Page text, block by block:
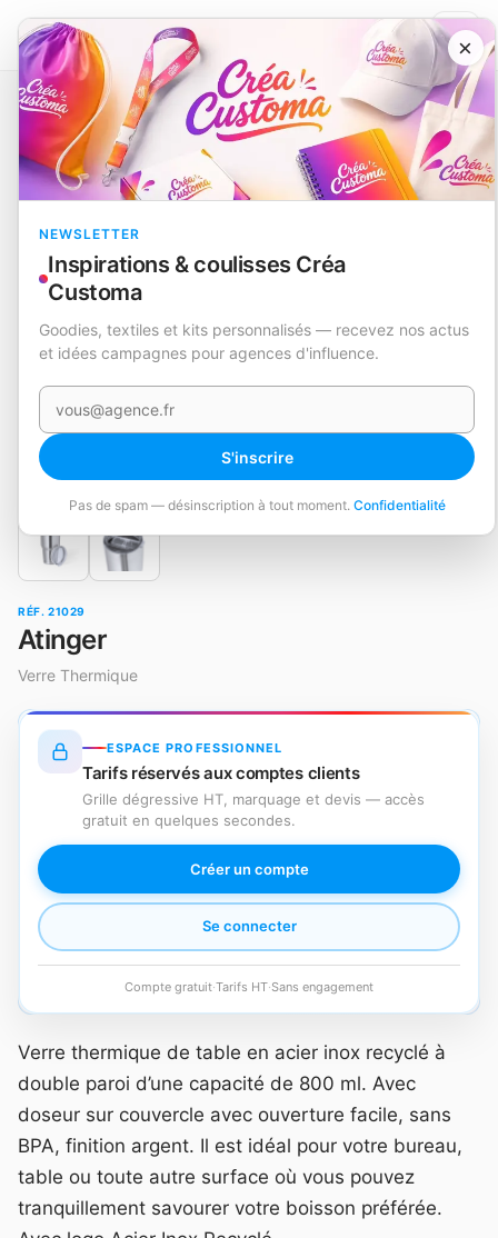
×
NEWSLETTER
Inspirations & coulisses Créa
Customa
Goodies, textiles et kits personnalisés — recevez nos actus
et idées campagnes pour agences d'influence.
Votre e-mail
S'inscrire
Pas de spam — désinscription à tout moment. Confidentialité
Catalogue Mugs, gourdes et thermos Verre Thermique Atinger
EN STOCK
RÉF. 21029
Atinger
Verre Thermique
ESPACE PROFESSIONNEL
Tarifs réservés aux comptes clients
Grille dégressive HT, marquage et devis — accès
gratuit en quelques secondes.
Créer un compte
Se connecter
Compte gratuit·Tarifs HT·Sans engagement
Verre thermique de table en acier inox recyclé à
double paroi d’une capacité de 800 ml. Avec
doseur sur couvercle avec ouverture facile, sans
BPA, finition argent. Il est idéal pour votre bureau,
table ou toute autre surface où vous pouvez
tranquillement savourer votre boisson préférée.